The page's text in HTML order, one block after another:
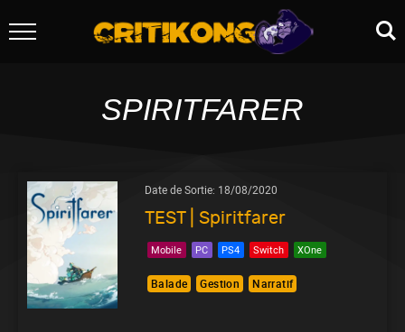
SPIRITFARER
Date de Sortie: 18/08/2020
TEST | Spiritfarer
Mobile PC PS4 Switch XOne
Balade Gestion Narratif